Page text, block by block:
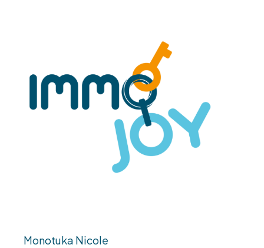
Monotuka Nicole